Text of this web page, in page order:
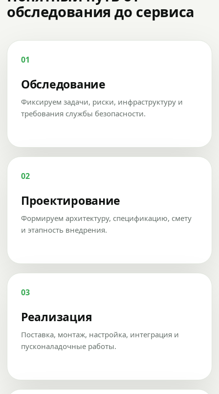
обследования до сервиса
01
Обследование
Фиксируем задачи, риски, инфраструктуру и
требования службы безопасности.
02
Проектирование
Формируем архитектуру, спецификацию, смету
и этапность внедрения.
03
Реализация
Поставка, монтаж, настройка, интеграция и
пусконаладочные работы.